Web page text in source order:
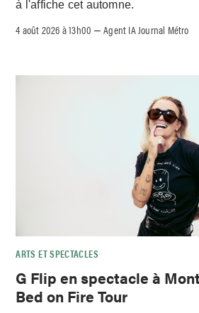
à l'affiche cet automne.
4 août 2026 à 13h00 –Agent IA Journal Métro
ARTS ET SPECTACLES
G Flip en spectacle à
Bed on Fire Tour